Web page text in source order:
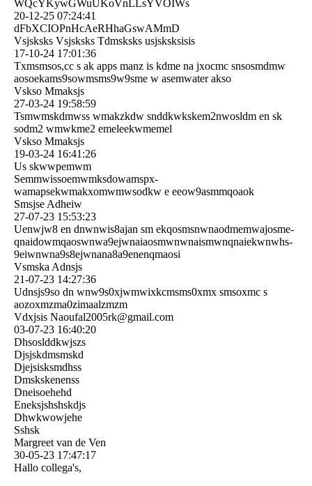
WQcYKywGWuUKoVnLLsYVOIWs
20-12-25 07:24:41
dFbXCIOPnHcAeRHhaGswAMm­D
Vsjsksks Vsjsksks Tdmsksks usjsksksisis
17-10-24 17:01:36
Txmsmsos,cc s ak apps manz is kdme na jxocmc snsosmdmw
aosoekams9sowmsms9w9sme w asemwater akso
Vskso Mmaksjs
27-03-24 19:58:59
Tsmwmskdmwss wmakzkdw snddkwkskem2nwosldm en sk
sodm2 wmwkme2 emeleekwmemel
Vskso Mmaksjs
19-03-24 16:41:26
Us skwwpemwm
Semmwissoemwmksdowamspx­
wamapsekwmakxomwmwsodkw e eeow9asmmqoaok
Smsjse Adheiw
27-07-23 15:53:23
Uenwjw8 en dnwnwis8ajan sm ekqosmsnwnaodmemwajosme­
qnaidowmqaoswnwa9ejwnaia­osmwnwnaismwnqnaiekwnwhs­
9eiwnwna9s8ejwnana8a9ene­nqmaosi
Vsmska Adnsjs
21-07-23 14:27:36
Udnsjs9so dn wnw9s0xjwmwixkcmsms0xmx smsoxmc s
aozoxmzma0zimaalzmzm
Vdxjsis Naoufal2005rk@gmail.com
03-07-23 16:40:20
Dhsoslddkwjszs
Djsjskdmsmskd
Djejsisksmdhss
Dmskskenenss
Dneisoehehd
Eneksjshshskdjs
Dhwkwowjehe
Sshsk
Margreet van de Ven
30-05-23 17:47:17
Hallo collega's,